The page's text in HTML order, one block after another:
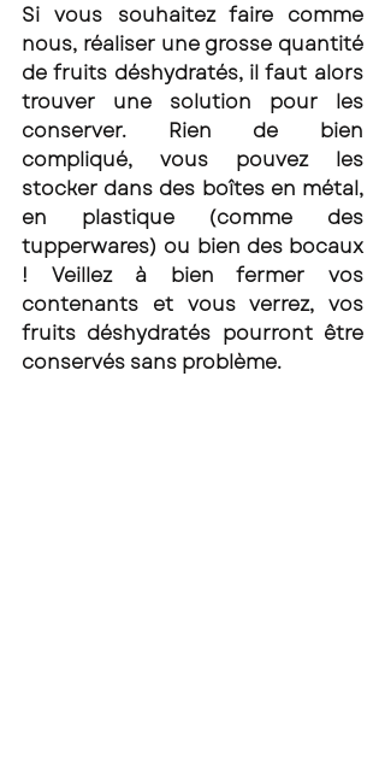
Si vous souhaitez faire comme
nous, réaliser une grosse quantité
de fruits déshydratés, il faut alors
trouver une solution pour les
conserver. Rien de bien
compliqué, vous pouvez les
stocker dans des boîtes en métal,
en plastique (comme des
tupperwares) ou bien des bocaux
! Veillez à bien fermer vos
contenants et vous verrez, vos
fruits déshydratés pourront être
conservés sans problème.